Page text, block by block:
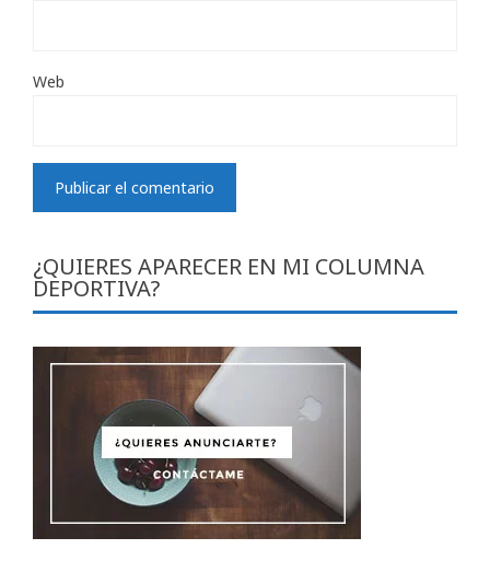
Web
¿QUIERES APARECER EN MI COLUMNA
DEPORTIVA?